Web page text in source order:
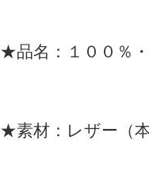
★品名：１００％
★素材：レザー（